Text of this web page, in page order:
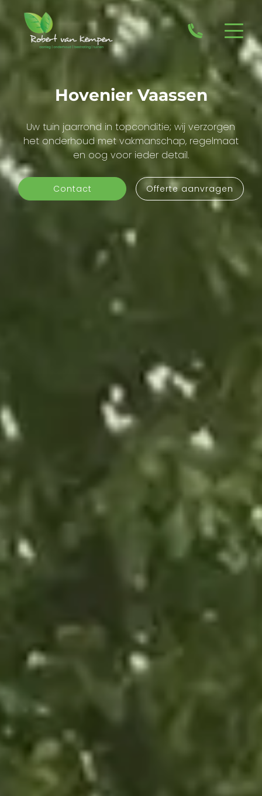
Hovenier Vaassen
Uw tuin jaarrond in topconditie; wij verzorgen
het onderhoud met vakmanschap, regelmaat
en oog voor ieder detail.
Contact Offerte aanvragen